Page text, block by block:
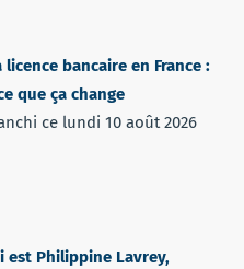
bancaire en France :
que ça change
ce lundi 10 août 2026
est Philippine Lavrey,